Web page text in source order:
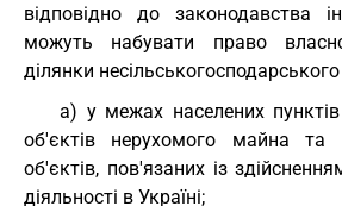
відповідно до законодавства
можуть набувати право
ділянки
а) у межах населених
об'єктів нерухомого майна та
об'єктів, пов'язаних із
діяльності в Україні;